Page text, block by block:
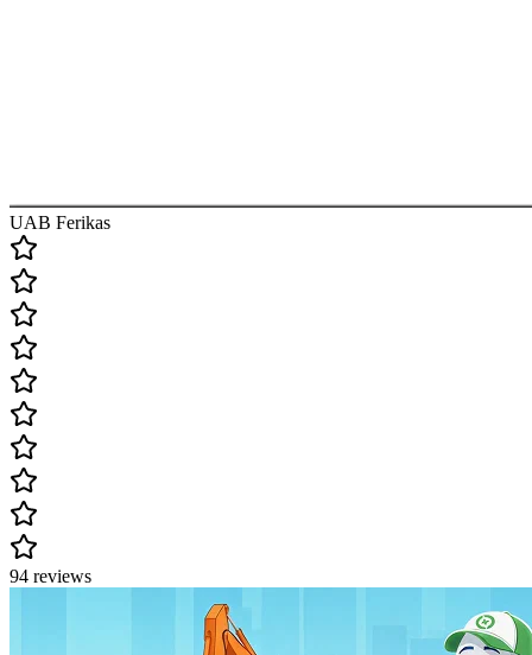
UAB Ferikas
94 reviews